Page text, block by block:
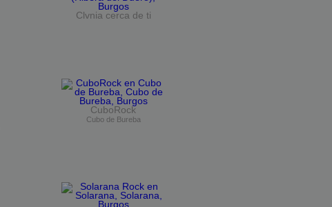
Clvnia cerca de ti
CuboRock
Cubo de Bureba